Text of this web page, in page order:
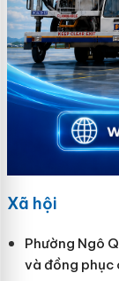
Xã hội
Phường Ngô
và đồng phục